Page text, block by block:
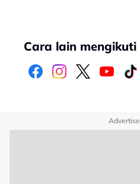
Cara lain